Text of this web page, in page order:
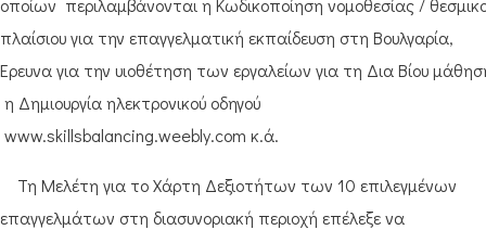
οποίων περιλαμβάνονται η Κωδικοποίηση νομοθεσίας /
πλαίσιου για την επαγγελματική εκπαίδευση στη Βουλγαρία,
Έρευνα για την υιοθέτηση των εργαλείων για τη Δια Βίου
η Δημιουργία ηλεκτρονικού οδηγού
www.skillsbalancing.weebly.com κ.ά.
Τη Μελέτη για το Χάρτη Δεξιοτήτων των 10 επιλεγμένων
επαγγελμάτων στη διασυνοριακή περιοχή επέλεξε να